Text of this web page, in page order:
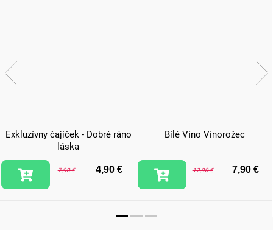
Exkluzívny čajíček - Dobré ráno
láska
7,90 € 4,90 €
Bílé Víno Vínorožec
12,90 € 7,90 €